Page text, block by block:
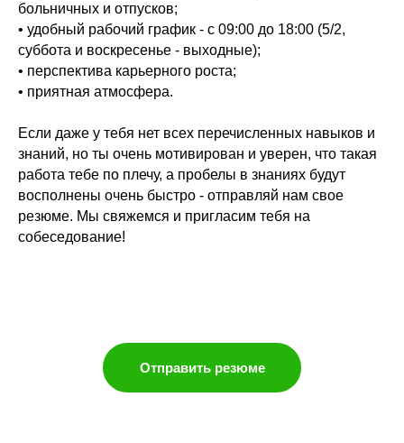
больничных и отпусков;
• удобный рабочий график - с 09:00 до 18:00 (5/2,
суббота и воскресенье - выходные);
• перспектива карьерного роста;
• приятная атмосфера.
Если даже у тебя нет всех перечисленных навыков и
знаний, но ты очень мотивирован и уверен, что такая
работа тебе по плечу, а пробелы в знаниях будут
восполнены очень быстро - отправляй нам свое
резюме. Мы свяжемся и пригласим тебя на
собеседование!
Отправить резюме